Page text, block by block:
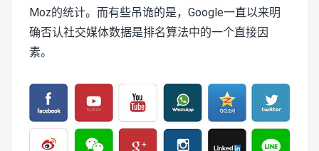
Moz的统计。而有些吊诡的是，Google一直以来明
确否认社交媒体数据是排名算法中的一个直接因
素。